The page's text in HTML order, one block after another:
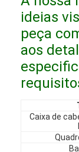
Móveis de
Mobiliário
Mobiliário
Mobiliário
Móveis
Móveis de
ideias
peça
aos
Caixa de